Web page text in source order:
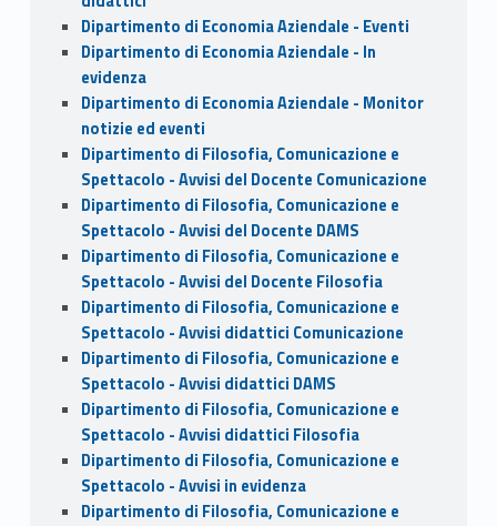
Dipartimento di Economia Aziendale - Eventi
Dipartimento di Economia Aziendale - In
evidenza
Dipartimento di Economia Aziendale - Monitor
notizie ed eventi
Dipartimento di Filosofia, Comunicazione e
Spettacolo - Avvisi del Docente Comunicazione
Dipartimento di Filosofia, Comunicazione e
Spettacolo - Avvisi del Docente DAMS
Dipartimento di Filosofia, Comunicazione e
Spettacolo - Avvisi del Docente Filosofia
Dipartimento di Filosofia, Comunicazione e
Spettacolo - Avvisi didattici Comunicazione
Dipartimento di Filosofia, Comunicazione e
Spettacolo - Avvisi didattici DAMS
Dipartimento di Filosofia, Comunicazione e
Spettacolo - Avvisi didattici Filosofia
Dipartimento di Filosofia, Comunicazione e
Spettacolo - Avvisi in evidenza
Dipartimento di Filosofia, Comunicazione e